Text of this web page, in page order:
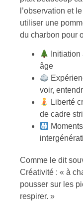
l’observation et
utiliser une
du charbon pour
âge
voir,
Liberté
de cadre
Comme le dit
Créativité : « à
pousser sur les
respirer. »